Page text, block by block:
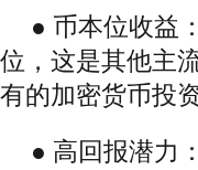
● 币本位收益
位，这是其他主
有的加密货币投
● 高回报潜力